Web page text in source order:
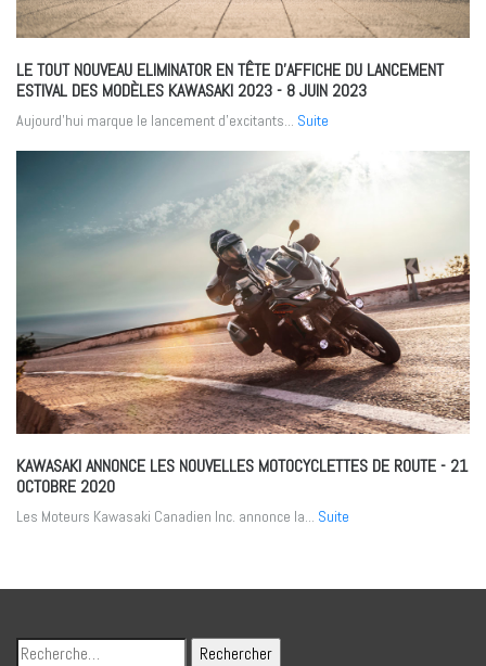
LE TOUT NOUVEAU ELIMINATOR EN TÊTE D’AFFICHE DU LANCEMENT
ESTIVAL DES MODÈLES KAWASAKI 2023- 8 JUIN 2023
Aujourd’hui marque le lancement d’excitants... Suite
KAWASAKI ANNONCE LES NOUVELLES MOTOCYCLETTES DE ROUTE- 21
OCTOBRE 2020
Les Moteurs Kawasaki Canadien Inc. annonce la... Suite